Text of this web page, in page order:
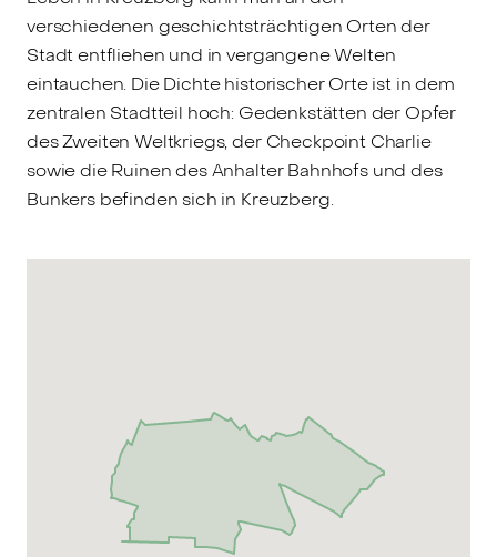
verschiedenen geschichtsträchtigen Orten der
Stadt entfliehen und in vergangene Welten
eintauchen. Die Dichte historischer Orte ist in dem
zentralen Stadtteil hoch: Gedenkstätten der Opfer
des Zweiten Weltkriegs, der Checkpoint Charlie
sowie die Ruinen des Anhalter Bahnhofs und des
Bunkers befinden sich in Kreuzberg.